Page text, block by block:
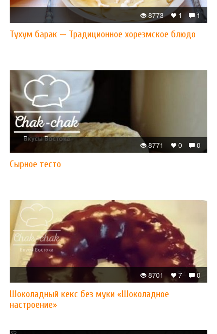
1
1
8773
Тухум барак — Традиционное хорезмское блюдо
0
0
8771
Сырное тесто
0
7
8701
Шоколадный кекс без муки «Шоколадное
настроение»